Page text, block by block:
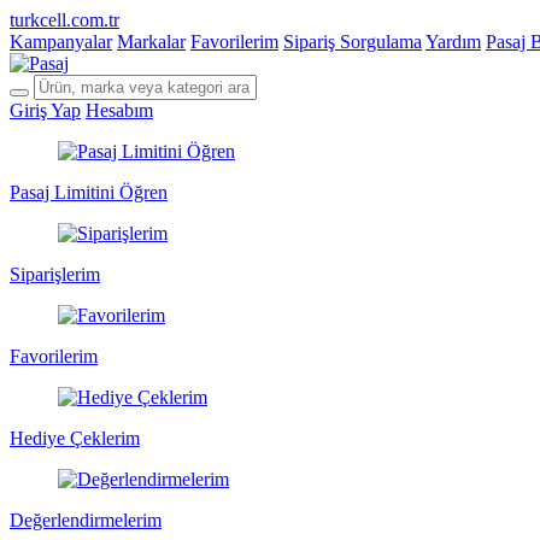
turkcell.com.tr
Kampanyalar Markalar Favorilerim Sipariş Sorgulama Yardım Pasaj
Giriş Yap Hesabım
Pasaj Limitini Öğren
Siparişlerim
Favorilerim
Hediye Çeklerim
Değerlendirmelerim